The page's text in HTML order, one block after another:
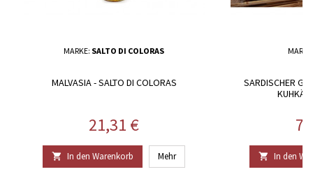
MARKE: SALTO DI COLORAS
MALVASIA - SALTO DI COLORAS
Preis
21,31 €
 In den Warenkorb Mehr
SARDISCHER
 In den